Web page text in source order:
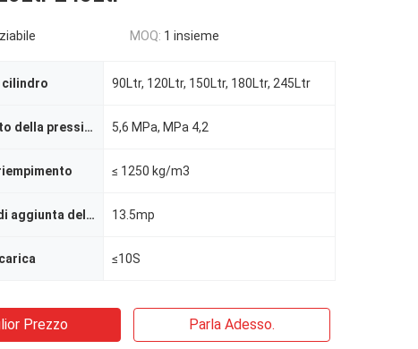
MOQ: 1 insieme
cilindro 90Ltr, 120Ltr, 150Ltr, 180Ltr, 245Ltr
Riempimento della pressione 5,6 MPa, MPa 4,2
≤ 1250 kg/m3
Pressione di aggiunta della pressione 13.5mp
≤10S
Prezzo Parla Adesso.